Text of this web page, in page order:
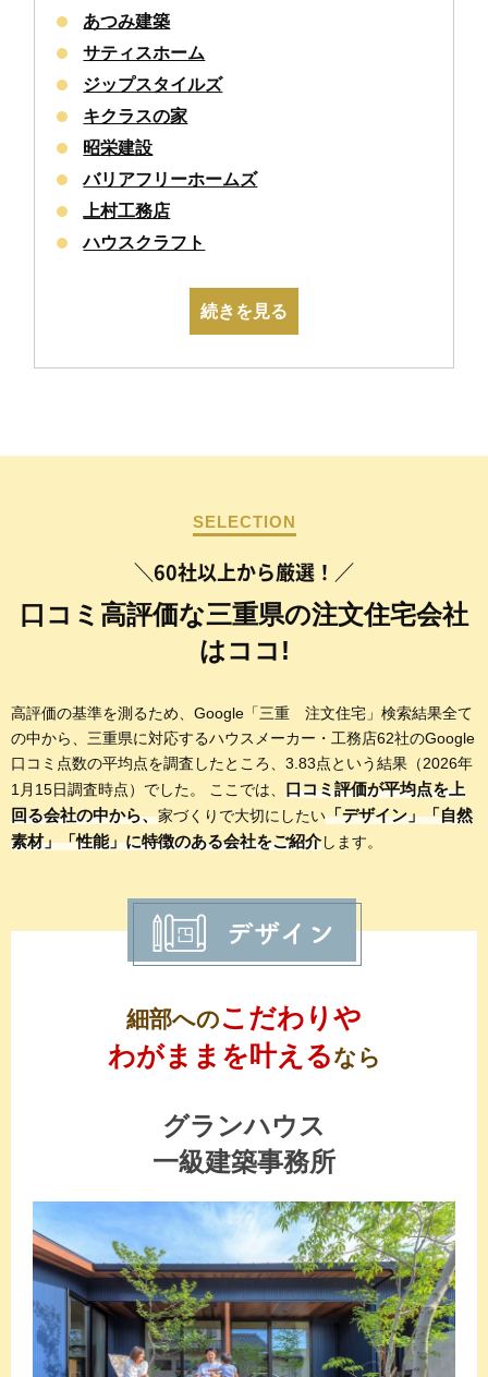
あつみ建築
サティスホーム
ジップスタイルズ
キクラスの家
昭栄建設
バリアフリーホームズ
上村工務店
ハウスクラフト
続きを見る
SELECTION
＼60社以上から厳選！／
口コミ高評価な三重県の注文住宅会社
はココ!
高評価の基準を測るため、Google「三重 注文住宅」検索結果全て
の中から、三重県に対応するハウスメーカー・工務店62社のGoogle
口コミ点数の平均点を調査したところ、3.83点という結果（2026年
1月15日調査時点）でした。 ここでは、 口コミ評価が平均点を上
回る会社の中から、家づくりで大切にしたい「デザイン」「自然
素材」「性能」に特徴のある会社をご紹介します。
細部へのこだわりや
わがままを叶えるなら
グランハウス
一級建築事務所